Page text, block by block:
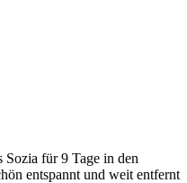
Sozia für 9 Tage in den
entspannt und weit entfernt